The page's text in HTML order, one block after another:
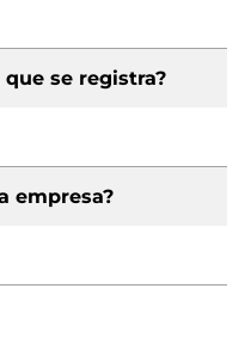
se registra?
empresa?